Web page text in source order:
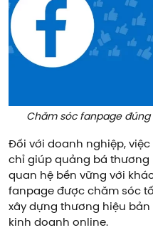
Chăm sóc fanpage
Đối với doanh nghiệp, việc
chỉ giúp quảng bá thương
quan hệ bền vững với
fanpage được chăm sóc
xây dựng thương hiệu
kinh doanh online.